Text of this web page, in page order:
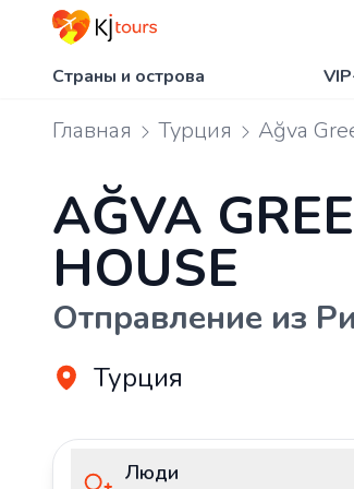
Страны и острова
Главная Турция Ağva
AĞVA
HOUSE
Отправление из
Турция
Люди